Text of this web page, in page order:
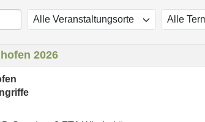
2026